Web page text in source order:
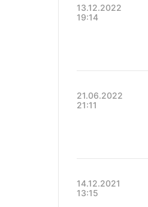
13.12.2022
19:14
21.06.2022
21:11
14.12.2021
13:15